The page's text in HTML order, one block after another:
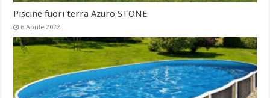
Piscine fuori terra Azuro STONE
6 Aprile 2022